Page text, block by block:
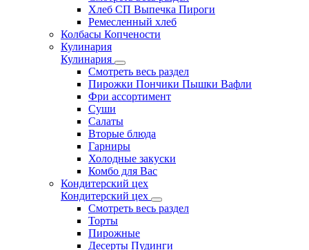
Хлеб СП Выпечка Пироги
Ремесленный хлеб
Колбасы Копчености
Кулинария
Кулинария
Смотреть весь раздел
Пирожки Пончики Пышки Вафли
Фри ассортимент
Суши
Салаты
Вторые блюда
Гарниры
Холодные закуски
Комбо для Вас
Кондитерский цех
Кондитерский цех
Смотреть весь раздел
Торты
Пирожные
Десерты Пудинги